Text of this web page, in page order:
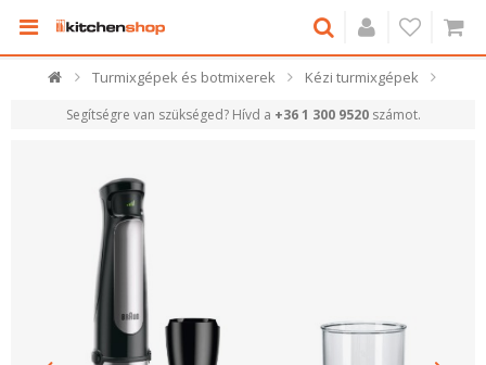
Turmixgépek és botmixerek Kézi turmixgépek
Segítségre van szükséged? Hívd a +36 1 300 9520számot.